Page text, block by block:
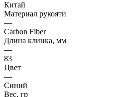
Китай
Материал рукояти
—
Carbon Fiber
Длина клинка, мм
—
83
Цвет
—
Синий
Вес, гр